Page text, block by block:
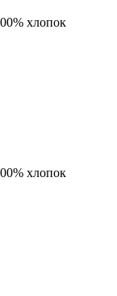
хлопок
хлопок